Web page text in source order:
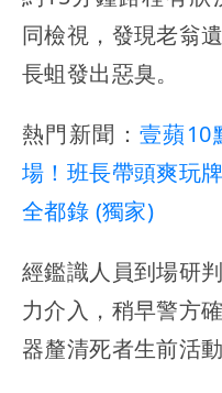
同檢視，發現老翁
長蛆發出惡臭。
熱門新聞： 壹蘋10
場！班長帶頭爽玩
全都錄 (獨家)
經鑑識人員到場研
力介入，稍早警方
器釐清死者生前活動